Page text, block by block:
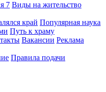
7 Виды на жительство
край Популярная наука
Путь к храму
Вакансии Реклама
Правила подачи